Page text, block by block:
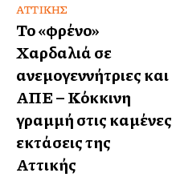
ΑΤΤΙΚΉΣ
Το «φρένο»
Χαρδαλιά σε
ανεμογεννήτριες και
ΑΠΕ – Κόκκινη
γραμμή στις καμένες
εκτάσεις της
Αττικής